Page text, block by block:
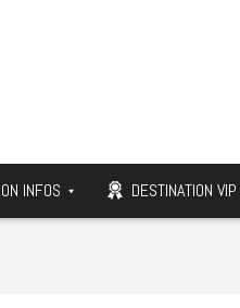
INFOS DESTINATION VIP